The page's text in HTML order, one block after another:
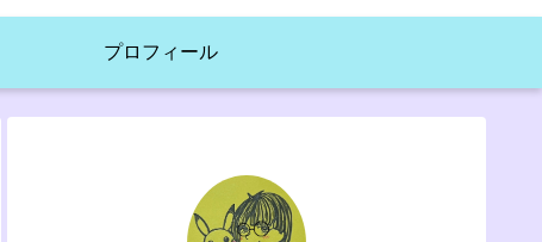
プロフィール